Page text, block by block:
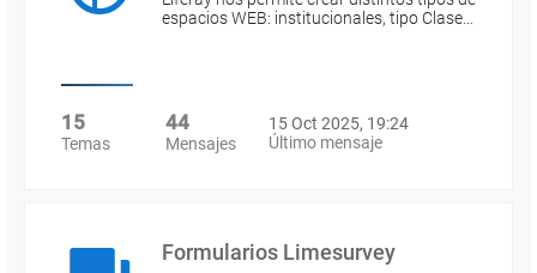
espacios WEB: institucionales, tipo Clase…
15
Temas
44
Mensajes
15 Oct 2025, 19:24
Último mensaje
Formularios Limesurvey